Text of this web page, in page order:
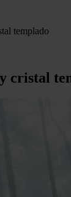
templado
cristal